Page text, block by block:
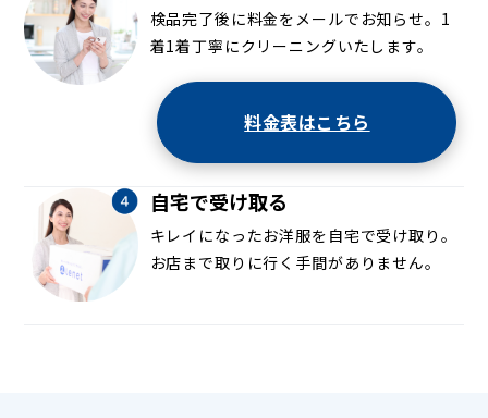
検品完了後に料金をメールでお知らせ。1
着1着丁寧にクリーニングいたします。
料金表はこちら
自宅で受け取る
キレイになったお洋服を自宅で受け取り。
お店まで取りに行く手間がありません。